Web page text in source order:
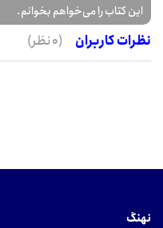
این کتاب را می‌خواهم بخوانم.
نظرات کاربران
(0 نظر)
نهنگ